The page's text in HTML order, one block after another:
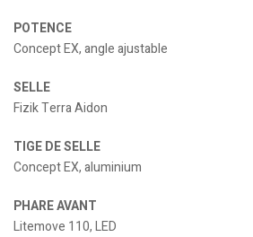
POTENCE
Concept EX, angle ajustable
SELLE
Fizik Terra Aidon
TIGE DE SELLE
Concept EX, aluminium
PHARE AVANT
Litemove 110, LED